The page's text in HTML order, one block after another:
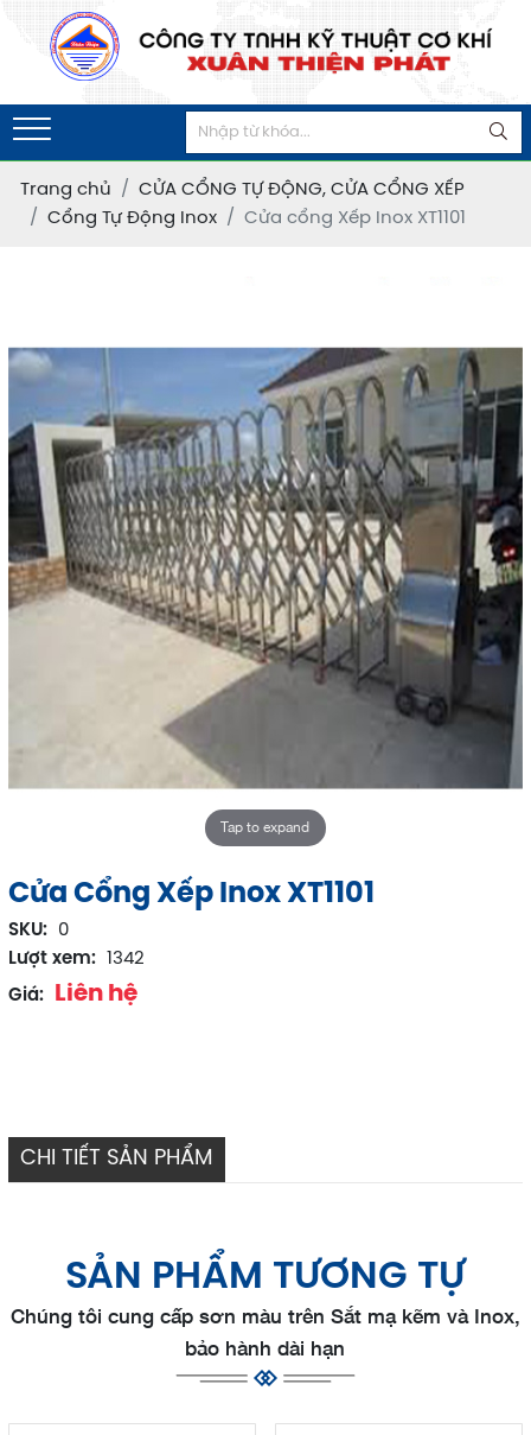
Trang chủ
CỬA CỔNG TỰ ĐỘNG, CỬA CỔNG XẾP
Cổng Tự Động Inox
Cửa cổng Xếp Inox XT1101
Tap to expand
Cửa Cổng Xếp Inox XT1101
SKU:
0
Lượt xem:
1342
Giá:
Liên hệ
CHI TIẾT SẢN PHẨM
SẢN PHẨM TƯƠNG TỰ
Chúng tôi cung cấp sơn màu trên Sắt mạ kẽm và Inox,
bảo hành dài hạn